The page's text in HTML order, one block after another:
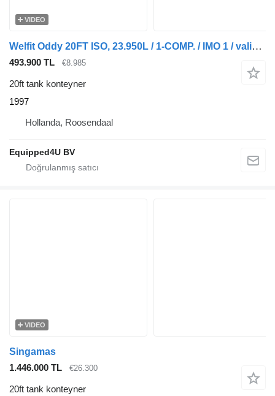
VIDEO
Welfit Oddy 20FT ISO, 23.950L / 1-COMP. / IMO 1 / valid 2.5Y/CSC-inspection
493.900 TL €8.985
20ft tank konteyner
1997
Hollanda, Roosendaal
Equipped4U BV
VIDEO
Singamas
1.446.000 TL
€26.300
20ft tank konteyner